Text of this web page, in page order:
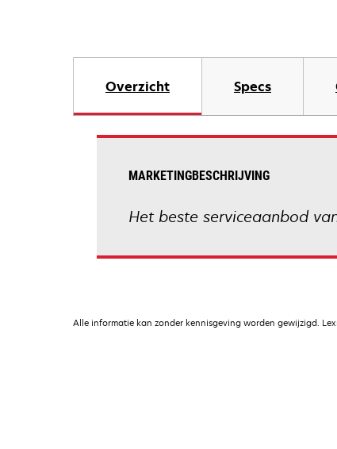
Overzicht Specs
MARKETINGBESCHRIJVING
Het beste serviceaanbod
Alle informatie kan zonder kennisgeving worden gewijzigd.